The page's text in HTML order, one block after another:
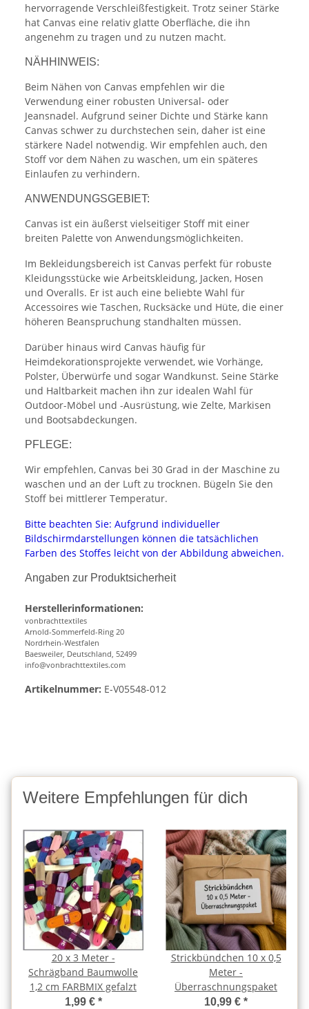
hervorragende Verschleißfestigkeit. Trotz seiner Stärke
hat Canvas eine relativ glatte Oberfläche, die ihn
angenehm zu tragen und zu nutzen macht.
NÄHHINWEIS:
Beim Nähen von Canvas empfehlen wir die
Verwendung einer robusten Universal- oder
Jeansnadel. Aufgrund seiner Dichte und Stärke kann
Canvas schwer zu durchstechen sein, daher ist eine
stärkere Nadel notwendig. Wir empfehlen auch, den
Stoff vor dem Nähen zu waschen, um ein späteres
Einlaufen zu verhindern.
ANWENDUNGSGEBIET:
Canvas ist ein äußerst vielseitiger Stoff mit einer
breiten Palette von Anwendungsmöglichkeiten.
Im Bekleidungsbereich ist Canvas perfekt für robuste
Kleidungsstücke wie Arbeitskleidung, Jacken, Hosen
und Overalls. Er ist auch eine beliebte Wahl für
Accessoires wie Taschen, Rucksäcke und Hüte, die einer
höheren Beanspruchung standhalten müssen.
Darüber hinaus wird Canvas häufig für
Heimdekorationsprojekte verwendet, wie Vorhänge,
Polster, Überwürfe und sogar Wandkunst. Seine Stärke
und Haltbarkeit machen ihn zur idealen Wahl für
Outdoor-Möbel und -Ausrüstung, wie Zelte, Markisen
und Bootsabdeckungen.
PFLEGE:
Wir empfehlen, Canvas bei 30 Grad in der Maschine zu
waschen und an der Luft zu trocknen. Bügeln Sie den
Stoff bei mittlerer Temperatur.
Bitte beachten Sie: Aufgrund individueller
Bildschirmdarstellungen können die tatsächlichen
Farben des Stoffes leicht von der Abbildung abweichen.
Angaben zur Produktsicherheit
Herstellerinformationen:
vonbrachttextiles
Arnold-Sommerfeld-Ring 20
Nordrhein-Westfalen
Baesweiler, Deutschland, 52499
info@vonbrachttextiles.com
Artikelnummer: E-V05548-012
Weitere Empfehlungen für dich
20 x 3 Meter -
Schrägband Baumwolle
1,2 cm FARBMIX gefalzt
1,99 € *
Strickbündchen 10 x 0,5
Meter -
Überraschnungspaket
10,99 € *